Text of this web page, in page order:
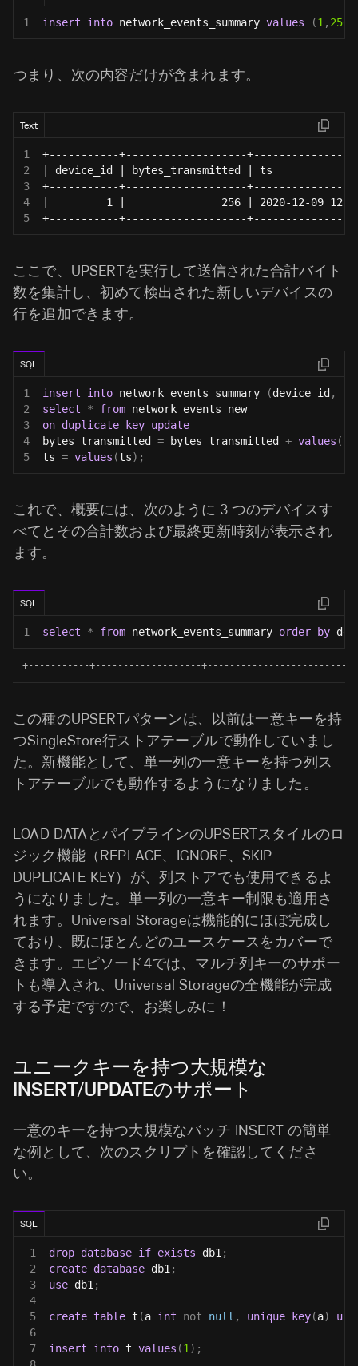
1 insert into network_events_summary values (1 , 256
つまり、次の内容だけが含まれます。
Text
1
+-----------+-------------------
2
| device_id | bytes_transmitted | ts
3
+-----------+-------------------
4
|         1 |               256 | 2020-12-09
5
+-----------+-------------------
ここで、UPSERTを実行して送信された合計バイト
数を集計し、初めて検出された新しいデバイスの
行を追加できます。
SQL
1 insert into network_events_summary (device_id ,
2
select * from network_events_new
3
on duplicate key update
4
bytes_transmitted = bytes_transmitted + values (
5
ts = values (ts) ;
これで、概要には、次のように 3 つのデバイスす
べてとその合計数および最終更新時刻が表示され
ます。
SQL
1 select * from network_events_summary order by
+-----------+-------------------+----------------------------
この種のUPSERTパターンは、以前は一意キーを持
つSingleStore行ストアテーブルで動作していまし
た。新機能として、単一列の一意キーを持つ列ス
トアテーブルでも動作するようになりました。
LOAD DATAとパイプラインのUPSERTスタイルのロ
ジック機能（REPLACE、IGNORE、SKIP
DUPLICATE KEY）が、列ストアでも使用できるよ
うになりました。単一列の一意キー制限も適用さ
れます。Universal Storageは機能的にほぼ完成し
ており、既にほとんどのユースケースをカバーで
きます。エピソード4では、マルチ列キーのサポー
トも導入され、Universal Storageの全機能が完成
する予定ですので、お楽しみに！
ユニークキーを持つ大規模な
INSERT/UPDATEのサポート
一意のキーを持つ大規模なバッチ INSERT の簡単
な例として、次のスクリプトを確認してくださ
い。
SQL
1 drop database if exists db1 ;
2
create database db1 ;
3
use db1 ;
4
5
create table t (a int not null , unique key(a)
6
7
insert into t values (1 ) ;